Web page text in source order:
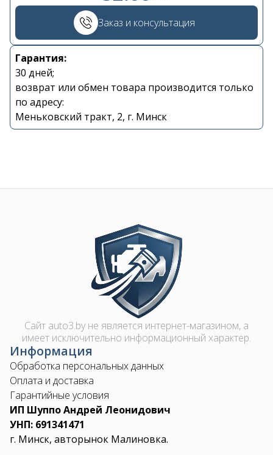
Заказ и консультация
Гарантия:
30 дней;
возврат или обмен товара производится только
по адресу:
Меньковский тракт, 2, г. Минск
Viber
shupik21@bk.ru
Image
Сайт auto3.by не является интернет-магазином, а
имеет исключительно информационный характер.
Информация
Обработка персональных данных
Оплата и доставка
Гарантийные условия
ИП Шуппо Андрей Леонидович
УНП: 691341471
г. Минск, авторынок Малиновка.